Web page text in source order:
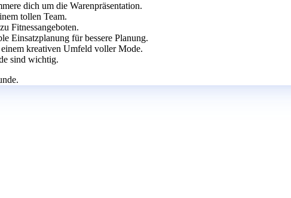
dich um die Warenpräsentation.
tollen Team.
Fitnessangeboten.
Einsatzplanung für bessere Planung.
kreativen Umfeld voller Mode.
sind wichtig.